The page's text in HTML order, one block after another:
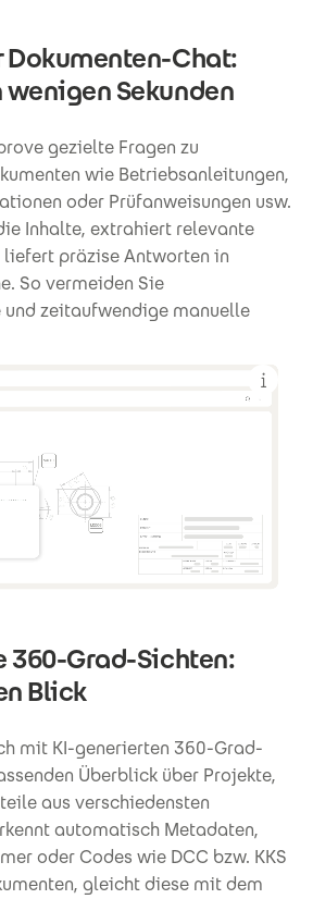
Dokumenten-Chat:
Sekunden
gezielte Fragen zu
wie Betriebsanleitungen,
oder Prüfanweisungen usw.
Inhalte, extrahiert relevante
präzise Antworten in
So vermeiden Sie
und zeitaufwendige manuelle
360-Grad-Sichten:
Blick
mit KI-generierten 360-Grad-
Überblick über Projekte,
aus verschiedensten
automatisch Metadaten,
oder Codes wie DCC bzw. KKS
gleicht diese mit dem